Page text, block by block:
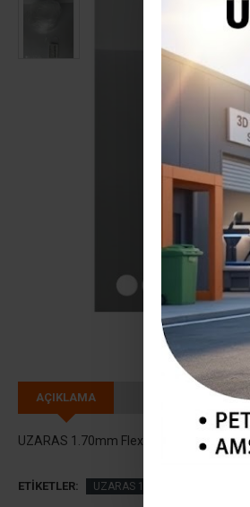
AÇIKLAMA
UZARAS 1.70mm Flex TPU 25D Shore
ETIKETLER: UZARAS 1.70mm Flex TPU